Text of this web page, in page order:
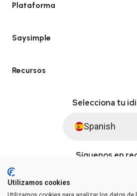
Plataforma
Saysimple
Recursos
Selecciona tu
Spanish
Síguenos en
Utilizamos cookies